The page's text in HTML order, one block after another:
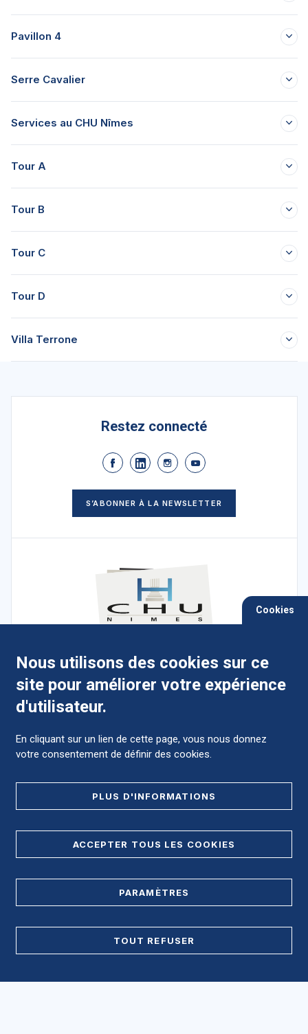
Pavillon 4
Serre Cavalier
Services au CHU Nîmes
Tour A
Tour B
Tour C
Tour D
Villa Terrone
Restez connecté
S’ABONNER À LA NEWSLETTER
4 Place du Pr Robert-Debré, 30029 Nîmes
cedex 9
Campus Hospitalo-Universitaire de Carémeau - Centre de
Gérontologie Serre Cavalier - Hopital Universitaire de
RÉGLER LES SOINS
NOUS SOUTENIR
OFFRES D'EMPLOI MÉDICALES
Accéder au CHU et ses différents sites ?
Cookies
Nous utilisons des cookies sur ce
site pour améliorer votre expérience
d'utilisateur.
En cliquant sur un lien de cette page, vous nous donnez
votre consentement de définir des cookies.
PLUS D'INFORMATIONS
ACCEPTER TOUS LES COOKIES
PARAMÈTRES
TOUT REFUSER